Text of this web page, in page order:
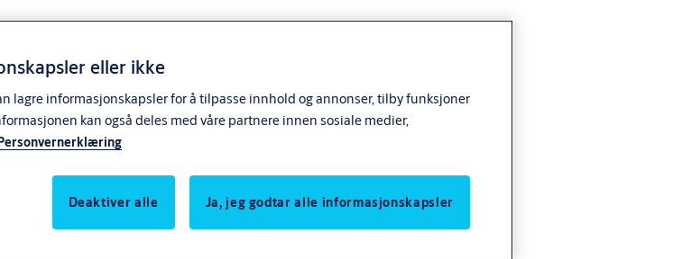
eller ikke
lagre informasjonskapsler for å tilpasse innhold og annonser, tilby funksjoner
kan også deles med våre partnere innen sosiale medier,
Deaktiver alle Ja, jeg godtar alle informasjonskapsler